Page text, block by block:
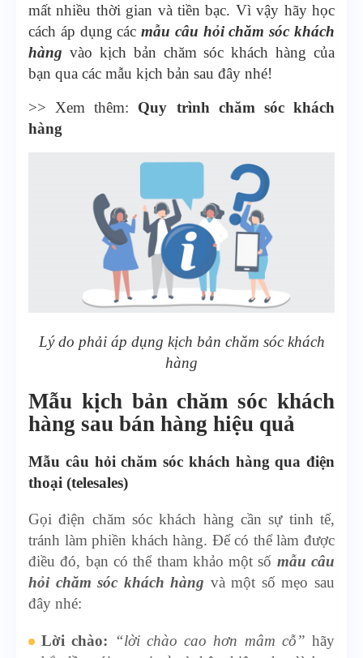
mất nhiều thời gian và tiền bạc. Vì vậy hãy học
cách áp dụng cácmẫu câu hỏi chăm sóc khách
hàng vào kịch bản chăm sóc khách hàng của
bạn qua các mẫu kịch bản sau đây nhé!
>> Xem thêm: Quy trình chăm sóc khách
hàng
Lý do phải áp dụng kịch bản chăm sóc khách
hàng
Mẫu kịch bản chăm sóc khách
hàng sau bán hàng hiệu quả
Mẫu câu hỏi chăm sóc khách hàng qua điện
thoại (telesales)
Gọi điện chăm sóc khách hàng cần sự tinh tế,
tránh làm phiền khách hàng. Để có thể làm được
điều đó, bạn có thể tham khảo một số mẫu câu
hỏi chăm sóc khách hàng và một số mẹo sau
đây nhé:
Lời chào: “lời chào cao hơn mâm cỗ” hãy